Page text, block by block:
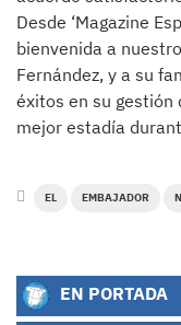
Desde ‘Magazine
bienvenida a
Fernández, y a su
éxitos en su gestión
mejor estadía
EL EMBAJADOR
EN PORTADA